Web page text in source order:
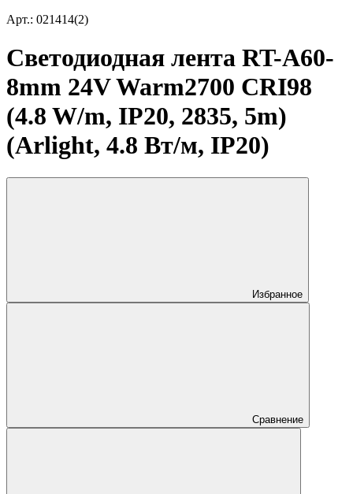
Арт.: 021414(2)
Светодиодная лента RT-A60-
8mm 24V Warm2700 CRI98
(4.8 W/m, IP20, 2835, 5m)
(Arlight, 4.8 Вт/м, IP20)
Избранное
Сравнение